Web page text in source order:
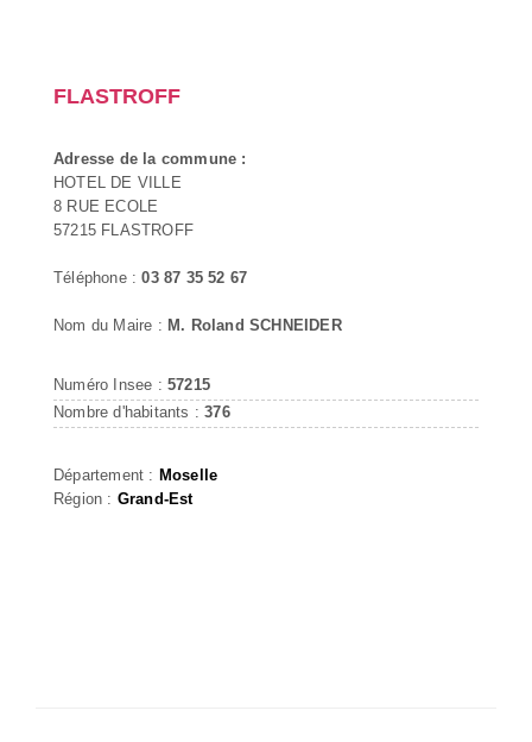
FLASTROFF
Adresse de la commune :
HOTEL DE VILLE
8 RUE ECOLE
57215 FLASTROFF
Téléphone :03 87 35 52 67
Nom du Maire : M. Roland SCHNEIDER
Numéro Insee : 57215
Nombre d'habitants :376
Département : Moselle
Région : Grand-Est